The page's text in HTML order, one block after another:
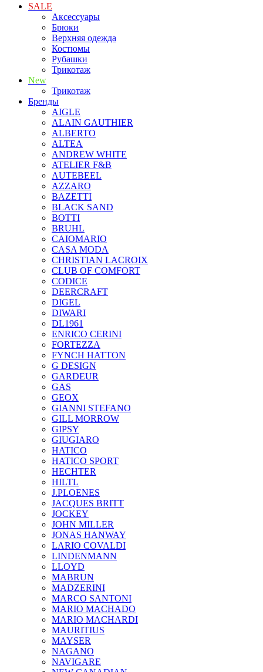
SALE
Аксессуары
Брюки
Верхняя одежда
Костюмы
Рубашки
Трикотаж
New
Трикотаж
Бренды
AIGLE
ALAIN GAUTHIER
ALBERTO
ALTEA
ANDREW WHITE
ATELIER F&B
AUTEBEEL
AZZARO
BAZETTI
BLACK SAND
BOTTI
BRUHL
CAIOMARIO
CASA MODA
CHRISTIAN LACROIX
CLUB OF COMFORT
CODICE
DEERCRAFT
DIGEL
DIWARI
DL1961
ENRICO CERINI
FORTEZZA
FYNCH HATTON
G DESIGN
GARDEUR
GAS
GEOX
GIANNI STEFANO
GILL MORROW
GIPSY
GIUGIARO
HATICO
HATICO SPORT
HECHTER
HILTL
J.PLOENES
JAСQUES BRITT
JOCKEY
JOHN MILLER
JONAS HANWAY
LARIO COVALDI
LINDENMANN
LLOYD
MABRUN
MADZERINI
MARCO SANTONI
MARIO MACHADO
MARIO MACHARDI
MAURITIUS
MAYSER
NAGANO
NAVIGARE